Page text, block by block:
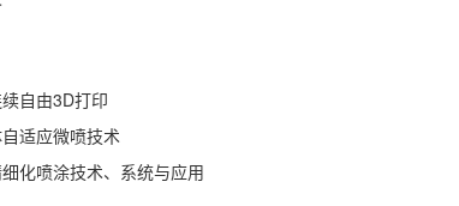
自由3D打印
适应微喷技术
化喷涂技术、系统与应用